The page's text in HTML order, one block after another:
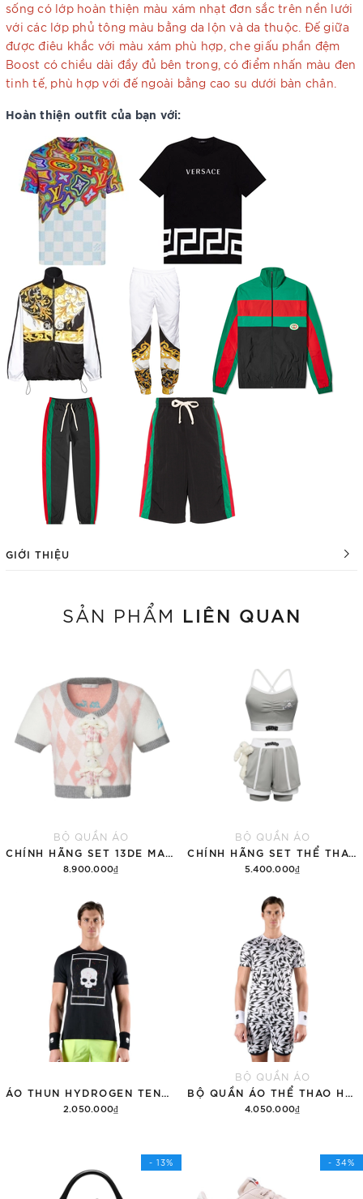
sống có lớp hoàn thiện màu xám nhạt đơn sắc trên nền lưới
với các lớp phủ tông màu bằng da lộn và da thuộc. Đế giữa
được điêu khắc với màu xám phù hợp, che giấu phần đệm
Boost có chiều dài đầy đủ bên trong, có điểm nhấn màu đen
tinh tế, phù hợp với đế ngoài bằng cao su dưới bàn chân.
Hoàn thiện outfit của bạn với:
GIỚI THIỆU
SẢN PHẨM LIÊN QUAN
BỘ QUẦN ÁO
8.900.000₫
BỘ QUẦN ÁO
5.400.000₫
Thêm vào giỏ hàng
2.050.000₫
BỘ QUẦN ÁO
4.050.000₫
- 13% - 34%